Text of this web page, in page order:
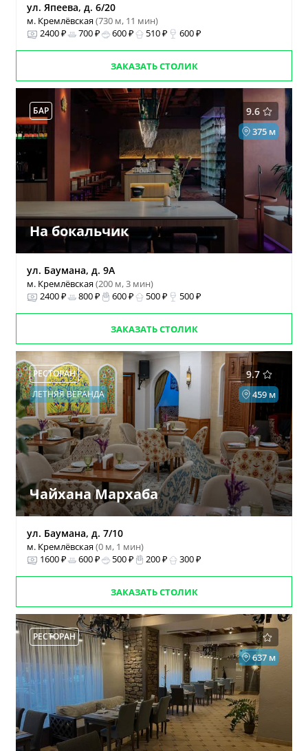
ул. Япеева, д. 6/20
м. Кремлёвская(730 м, 11 мин)
2400 ₽
700 ₽ 600 ₽ 510 ₽ 600 ₽
ЗАКАЗАТЬ СТОЛИК
9.6
БАР
375 м
На бокальчик
ул. Баумана, д. 9А
м. Кремлёвская(200 м, 3 мин)
2400 ₽
800 ₽ 600 ₽ 500 ₽ 500 ₽
ЗАКАЗАТЬ СТОЛИК
9.7
РЕСТОРАН
459 м
ЛЕТНЯЯ ВЕРАНДА
Чайхана Мархаба
ул. Баумана, д. 7/10
м. Кремлёвская(0 м, 1 мин)
1600 ₽
600 ₽ 500 ₽ 200 ₽ 300 ₽
ЗАКАЗАТЬ СТОЛИК
РЕСТОРАН
637 м